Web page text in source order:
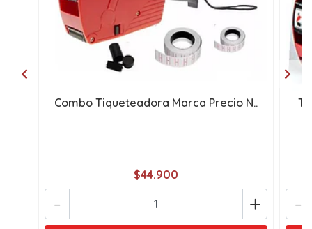
Combo Tiqueteadora Marca Precio N..
$44.900
+
- -